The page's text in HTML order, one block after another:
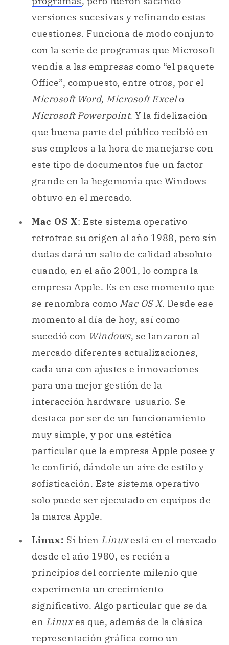
versiones sucesivas y refinando estas
cuestiones. Funciona de modo conjunto
con la serie de programas que Microsoft
vendía a las empresas como “el paquete
Office”, compuesto, entre otros, por el
Microsoft Word, Microsoft Excelo
Microsoft Powerpoint. Y la fidelización
que buena parte del público recibió en
sus empleos a la hora de manejarse con
este tipo de documentos fue un factor
grande en la hegemonía que Windows
obtuvo en el mercado.
Mac OS X: Este sistema operativo
retrotrae su origen al año 1988, pero sin
dudas dará un salto de calidad absoluto
cuando, en el año 2001, lo compra la
empresa Apple. Es en ese momento que
se renombra como Mac OS X. Desde ese
momento al día de hoy, así como
sucedió con Windows, se lanzaron al
mercado diferentes actualizaciones,
cada una con ajustes e innovaciones
para una mejor gestión de la
interacción hardware-usuario. Se
destaca por ser de un funcionamiento
muy simple, y por una estética
particular que la empresa Apple posee y
le confirió, dándole un aire de estilo y
sofisticación. Este sistema operativo
solo puede ser ejecutado en equipos de
la marca Apple.
Linux: Si bien Linuxestá en el mercado
desde el año 1980, es recién a
principios del corriente milenio que
experimenta un crecimiento
significativo. Algo particular que se da
en Linuxes que, además de la clásica
representación gráfica como un